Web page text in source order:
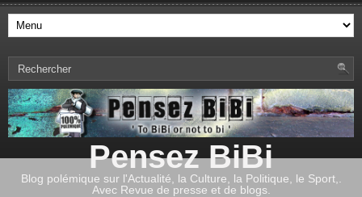
Pensez BiBi
Blog polémique sur l'Actualité, la Culture, la Politique, le Sport,.
Avec Revue de presse et de blogs.